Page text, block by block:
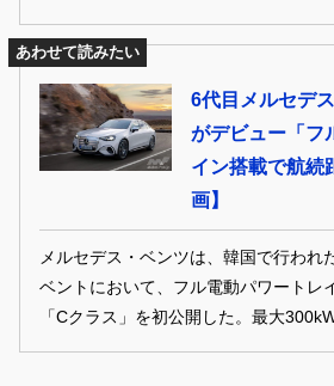
あわせて読みたい
6代目メルセデ
がデビュー「フ
イン搭載で航続
画】
メルセデス・ベンツは、韓国で行われ
ベントにおいて、フル電動パワートレ
「Cクラス」を初公開した。最大